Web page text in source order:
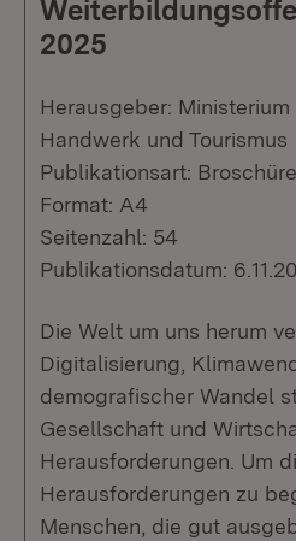
2025
Herausgeber:
Handwerk und Tourismus
Publikationsart: Broschüre
Format: A4
Seitenzahl: 54
Publikationsdatum:
Die Welt um uns herum
Digitalisierung,
demografischer Wandel
Gesellschaft und
Herausforderungen. Um
Herausforderungen zu
Menschen, die gut